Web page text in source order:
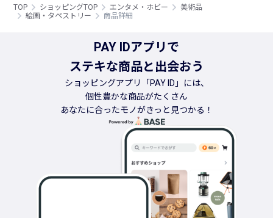
TOP ショッピングTOP エンタメ・ホビー
美術品
絵画・タペストリー
商品詳細
PAY IDアプリで
ステキな商品と出会おう
ショッピングアプリ「PAY ID」には、
個性豊かな商品がたくさん
あなたに合ったモノがきっと見つかる！